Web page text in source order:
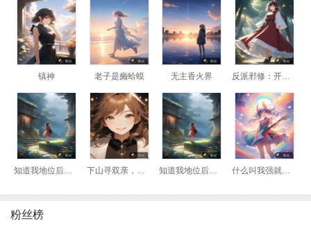
镇神 老子是癞蛤蟆 无主香火界 反派邪修：开局我是瘸腿老头
知道我地位后，前妻悔哭了 下山寻双亲，我靠相术断生死！ 知道我地位后，前妻悔哭了 什么叫我强就该死？那我换到妖兽阵营！
粉丝榜